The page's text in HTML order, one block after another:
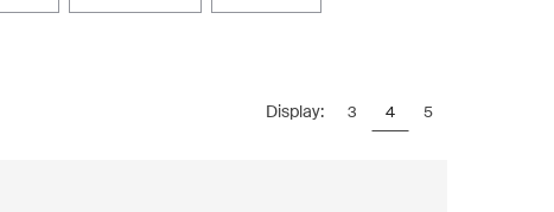
Display: 3 4 5